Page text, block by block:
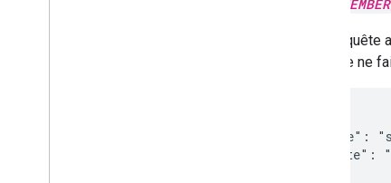
Si la
membre ne
"name":
"state":